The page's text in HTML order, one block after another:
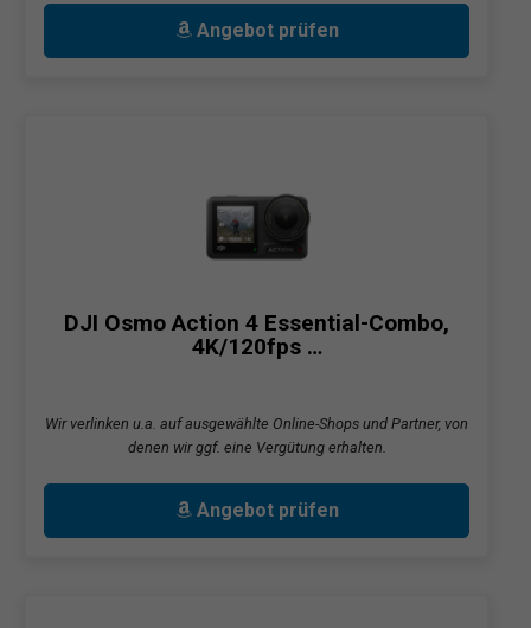
Angebot prüfen
DJI Osmo Action 4 Essential-Combo,
4K/120fps …
Wir verlinken u.a. auf ausgewählte Online-Shops und Partner, von
denen wir ggf. eine Vergütung erhalten.
Angebot prüfen